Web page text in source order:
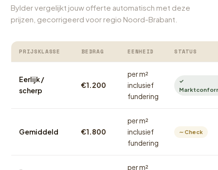
Bylder vergelijkt jouw offerte automatisch met deze
prijzen, gecorrigeerd voor regio Noord-Brabant.
PRIJSKLASSE BEDRAG EENHEID STATUS
Eerlijk /
scherp
€1.200
per m²
inclusief
fundering
✓
Gemiddeld €1.800
per m²
inclusief
fundering
∼ Check
per m²